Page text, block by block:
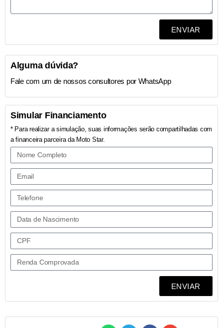
ENVIAR
Simular Financiamento
* Para realizar a simulação, suas informações serão compartilhadas com
a financeira parceira da Moto Star.
ENVIAR
Alguma dúvida?
Fale com um de nossos consultores por WhatsApp